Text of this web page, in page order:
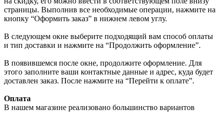
страницы. Выполнив все необходимые операции, нажмите на
кнопку “Оформить заказ” в нижнем левом углу.
В следующем окне выберите подходящий вам способ оплаты
и тип доставки и нажмите на “Продолжить оформление”.
В появившемся после окне, продолжите оформление. Для
этого заполните ваши контактные данные и адрес, куда будет
доставлен заказ. После нажмите на “Перейти к оплате”.
Оплата
В нашем магазине реализовано большинство вариантов